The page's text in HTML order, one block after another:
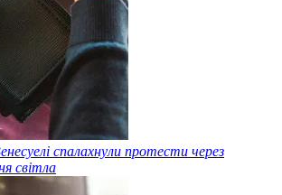
спалахнули протести через
світла